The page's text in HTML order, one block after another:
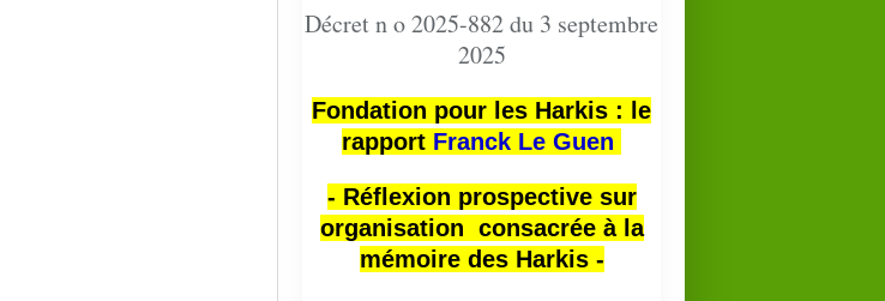
Décret n o 2025-882 du 3 septembre
2025
Fondation pour les Harkis : le
rapport Franck Le Guen
- Réflexion prospective sur
organisation consacrée à la
mémoire des Harkis -